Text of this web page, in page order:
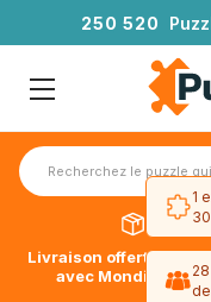
250 520
Livraison offerte dès
avec Mondial Relay
1